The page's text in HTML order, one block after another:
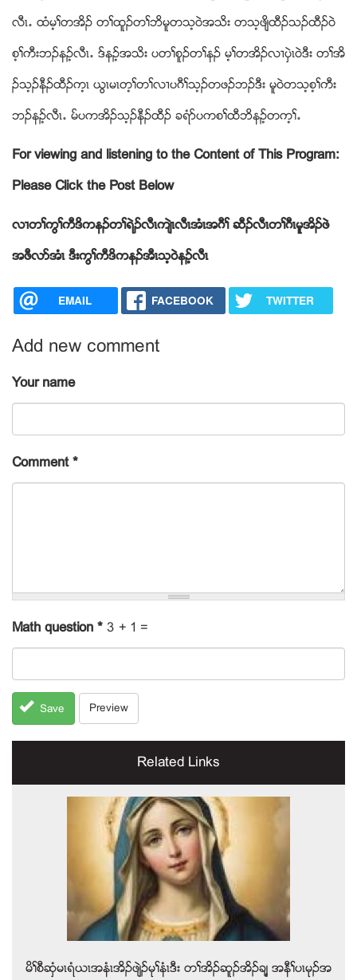
လီၚ’ ထံမ့ႈတအိဥ တႈထူဥတႈဘိမူတသ့၀ဲအသိး တသ့ဖ်ိထီဥသဥထီဥ၀ဲ
စ့ႈကီးဘဥနဥ့လီၚ’ ဒ္နဥ့အသိး ပတႈစူဥတႈနဥ မ့ႈတအိဥလ႕ပွဲၚ၀ဲဒီး တႈအိ
ဥသ့ဥနီဥထီဥက့ၚ ဎြၚမၚတ့ႈတႈလ႕ပဂီႈသ့ဥတဖဥဘဥဒီး မူ၀ဲတသ့စ့ႈကီး
ဘဥနဥ့လီၚ’ မ္ပကအိဥသ့ဥနီဥထီဥ ခရံဏပကစႈထီဘိနဥ့တက့ႈ’
For viewing and listening to the Content of This Program:
Please Click the Post Below
လ႕တႈကြႈကီဒိကနဥတႈရဲဥလီၚက်ဲၚလီၚအံၚအဂီႈ ဆီဥလီၚတႈဂီၚမူအိဥဖဲ
အဖီလဏအံၚ ဒီးကြႈကီဒိကနဥအီၚသ့၀ဲနဥ့လီၚ
EMAIL FACEBOOK TWITTER
Add new comment
Your name
Comment*
Math question * 3 + 1 =
Save Preview
Related Links
မိႈစီဆွံမၚရံဎၚအနံၚအိဥဖ်ဲဥမုႈနံၚဒီး တႈအိဥဆူဥအိဥခ်႔ အနီႈပၚမုဥအ